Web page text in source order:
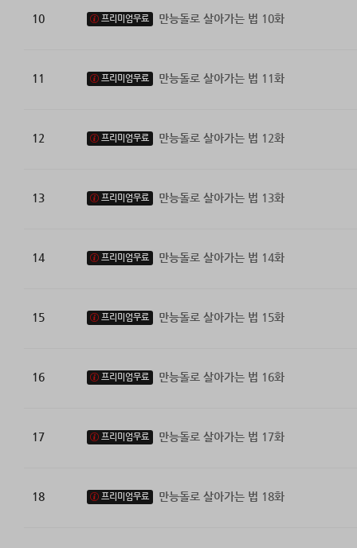
10 프리미엄무료 만능돌로 살아가는 법 10화
11 프리미엄무료 만능돌로 살아가는 법 11화
12 프리미엄무료 만능돌로 살아가는 법 12화
13 프리미엄무료 만능돌로 살아가는 법 13화
14 프리미엄무료 만능돌로 살아가는 법 14화
15 프리미엄무료 만능돌로 살아가는 법 15화
16 프리미엄무료 만능돌로 살아가는 법 16화
17 프리미엄무료 만능돌로 살아가는 법 17화
18 프리미엄무료 만능돌로 살아가는 법 18화